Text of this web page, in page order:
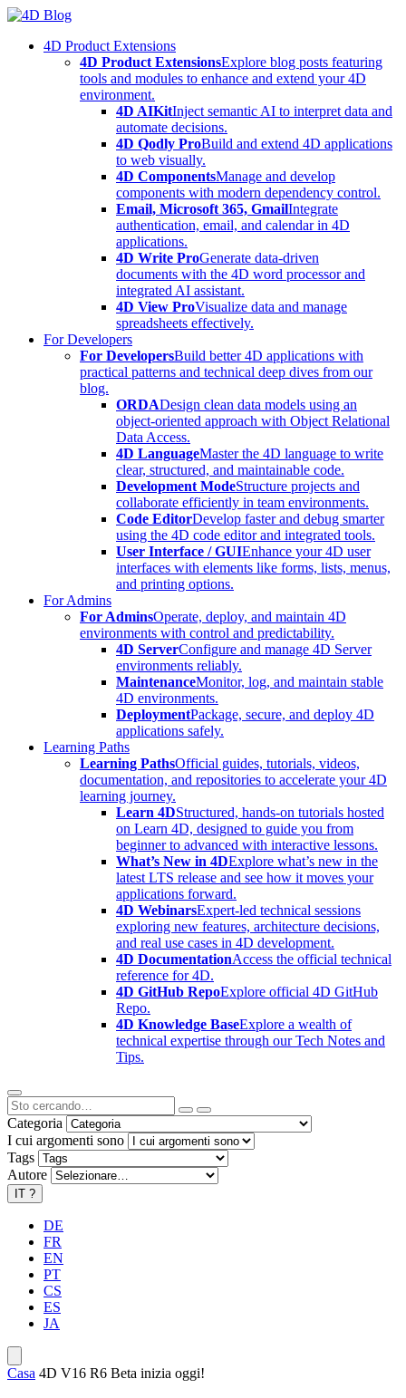
Skip
content4D Product Extensions
4D Product ExtensionsExplore blog posts featuring
tools and modules to enhance and extend your 4D
environment.
4D AIKitInject semantic AI to interpret data and
automate decisions.
4D Qodly ProBuild and extend 4D applications
to web visually.
4D ComponentsManage and develop
components with modern dependency control.
Email, Microsoft 365, GmailIntegrate
authentication, email, and calendar in 4D
applications.
4D Write ProGenerate data-driven
documents with the 4D word processor and
integrated AI assistant.
4D View ProVisualize data and manage
spreadsheets effectively.
For Developers
For DevelopersBuild better 4D applications with
practical patterns and technical deep dives from our
blog.
ORDADesign clean data models using an
object-oriented approach with Object Relational
Data Access.
4D LanguageMaster the 4D language to write
clear, structured, and maintainable code.
Development ModeStructure projects and
collaborate efficiently in team environments.
Code EditorDevelop faster and debug smarter
using the 4D code editor and integrated tools.
User Interface / GUIEnhance your 4D user
interfaces with elements like forms, lists, menus,
and printing options.
For Admins
For AdminsOperate, deploy, and maintain 4D
environments with control and predictability.
4D ServerConfigure and manage 4D Server
environments reliably.
MaintenanceMonitor, log, and maintain stable
4D environments.
DeploymentPackage, secure, and deploy 4D
applications safely.
Learning Paths
Learning PathsOfficial guides, tutorials, videos,
documentation, and repositories to accelerate your 4D
learning journey.
Learn 4DStructured, hands-on tutorials hosted
on Learn 4D, designed to guide you from
beginner to advanced with interactive lessons.
What’s New in 4DExplore what’s new in the
latest LTS release and see how it moves your
applications forward.
4D WebinarsExpert-led technical sessions
exploring new features, architecture decisions,
and real use cases in 4D development.
4D DocumentationAccess the official technical
reference for 4D.
4D GitHub RepoExplore official 4D GitHub
Repo.
4D Knowledge BaseExplore a wealth of
technical expertise through our Tech Notes and
Tips.
Categoria
I cui argomenti sono
Tags
Autore
IT ?
DE
FR
EN
PT
CS
ES
JA
Casa 4D V16 R6 Beta inizia oggi!